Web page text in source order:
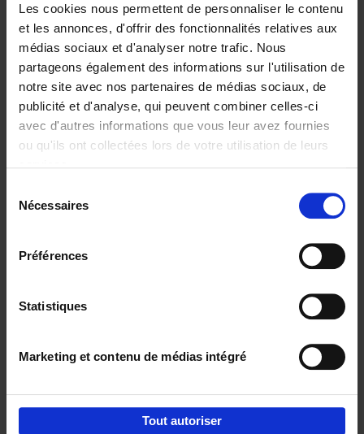
Les cookies nous permettent de personnaliser le contenu
et les annonces, d'offrir des fonctionnalités relatives aux
médias sociaux et d'analyser notre trafic. Nous
partageons également des informations sur l'utilisation de
notre site avec nos partenaires de médias sociaux, de
publicité et d'analyse, qui peuvent combiner celles-ci
avec d'autres informations que vous leur avez fournies
ou qu'ils ont collectées lors de votre utilisation de leurs
Nécessaires
Préférences
Statistiques
Marketing et contenu de médias intégré
Tout autoriser
Building Bonds = Building
Business
Jochen Roef Jozefien De Feyter
Carolien Boom
Couverture souple
2025 200
€29,99
Digital marketing like a PRO -
completely revised edition (EN)